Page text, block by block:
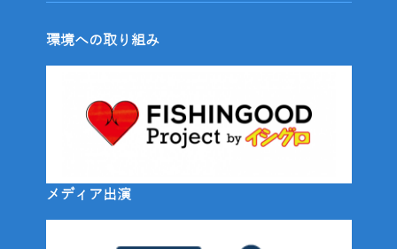
環境への取り組み
メディア出演